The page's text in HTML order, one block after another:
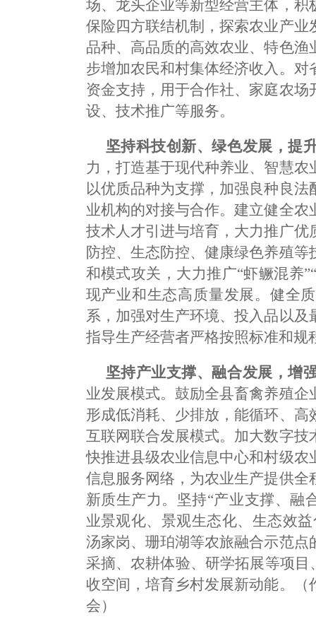
场、龙头企业等新型经营主体，
保险四方联结机制，探索农业产
品种、高品质的高效农业、特色
步增加农民和村集体经济收入。
资金支持，用于合作社、家庭农
设、技术推广等服务。
坚持科技创新、绿色发展，提
力，打造基于现代种养业、智慧
以优质品种为支撑，加强良种良
业机构的对接与合作。建立健全
技术人才引进与培育，大力推广
防控、生态防控、健康绿色养殖
和模式攻关，大力推广“虾鳜混养
现产业和生态高质量发展。健全
系，加强对生产环境、投入品以
指导生产经营者严格按照标准和
坚持产业支撑、融合发展，增
业发展模式。鼓励全县畜禽养殖
形成低消耗、少排放，能循环、
互联网联合发展模式。加大数字
快推进县级农业信息中心和村级
信息服务网络，为农业生产提供
新质生产力。坚持“产业支撑、融
业景观化、景观生态化、生态效
汤家岗、珊珀湖等农旅融合示范
采摘、农耕体验、研学拓展等项
收空间，培育乡村发展新动能。
会）